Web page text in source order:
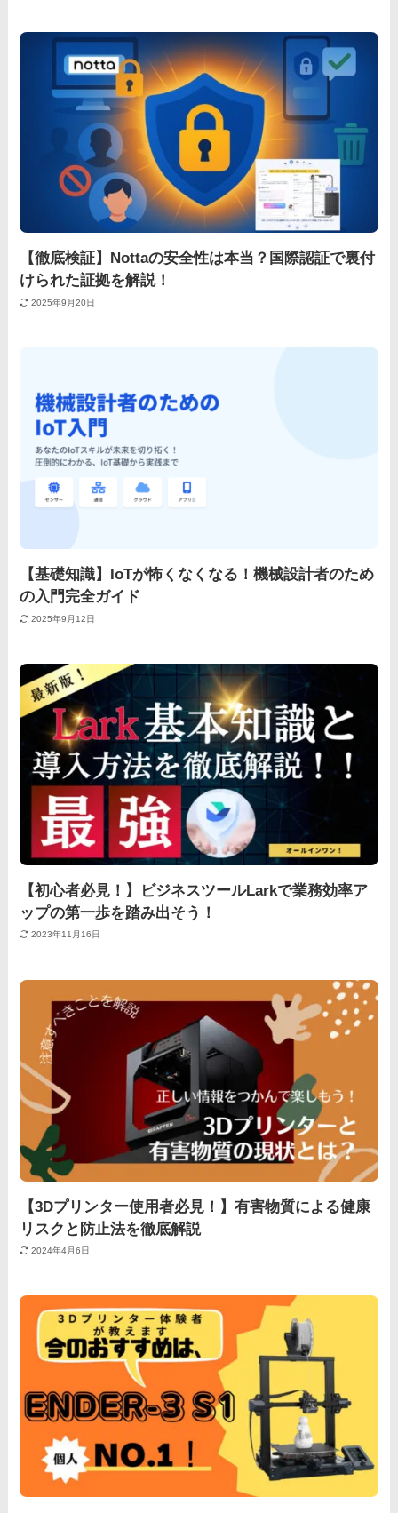
【徹底検証】Nottaの安全性は本当？国際認証で裏付
けられた証拠を解説！
2025年9月20日
【基礎知識】IoTが怖くなくなる！機械設計者のため
の入門完全ガイド
2025年9月12日
【初心者必見！】ビジネスツールLarkで業務効率ア
ップの第一歩を踏み出そう！
2023年11月16日
【3Dプリンター使用者必見！】有害物質による健康
リスクと防止法を徹底解説
2024年4月6日